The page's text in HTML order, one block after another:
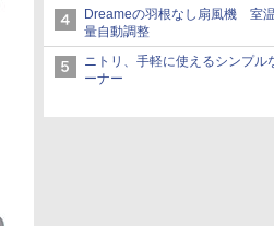
Dreameの羽根なし扇風機 室
量自動調整
ニトリ、手軽に使えるシンプル
ーナー